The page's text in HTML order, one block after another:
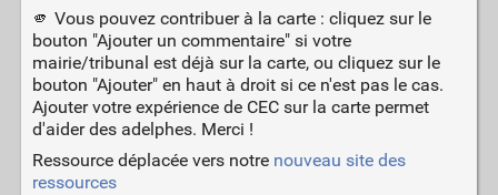
🫵 Vous pouvez contribuer à la carte : cliquez sur le
bouton "Ajouter un commentaire" si votre
mairie/tribunal est déjà sur la carte, ou cliquez sur le
bouton "Ajouter" en haut à droit si ce n'est pas le cas.
Ajouter votre expérience de CEC sur la carte permet
d'aider des adelphes. Merci !
Ressource déplacée vers notre nouveau site des
ressources